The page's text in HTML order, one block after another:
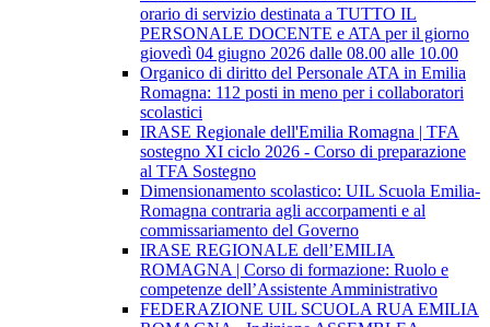
orario di servizio destinata a TUTTO IL
PERSONALE DOCENTE e ATA per il giorno
giovedì 04 giugno 2026 dalle 08.00 alle 10.00
Organico di diritto del Personale ATA in Emilia
Romagna: 112 posti in meno per i collaboratori
scolastici
IRASE Regionale dell'Emilia Romagna | TFA
sostegno XI ciclo 2026 - Corso di preparazione
al TFA Sostegno
Dimensionamento scolastico: UIL Scuola Emilia-
Romagna contraria agli accorpamenti e al
commissariamento del Governo
IRASE REGIONALE dell’EMILIA
ROMAGNA | Corso di formazione: Ruolo e
competenze dell’Assistente Amministrativo
FEDERAZIONE UIL SCUOLA RUA EMILIA